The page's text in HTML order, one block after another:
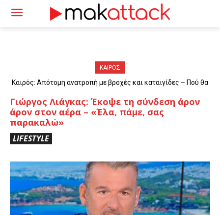
ΚΑΙΡΟΣ
Καιρός: Απότομη ανατροπή με βροχές και καταιγίδες – Πού θα
Γιώργος Λιάγκας: Έκοψε τη σύνδεση άρον
άρον στον αέρα – «Έλα, πάμε, σας
παρακαλώ»
LIFESTYLE